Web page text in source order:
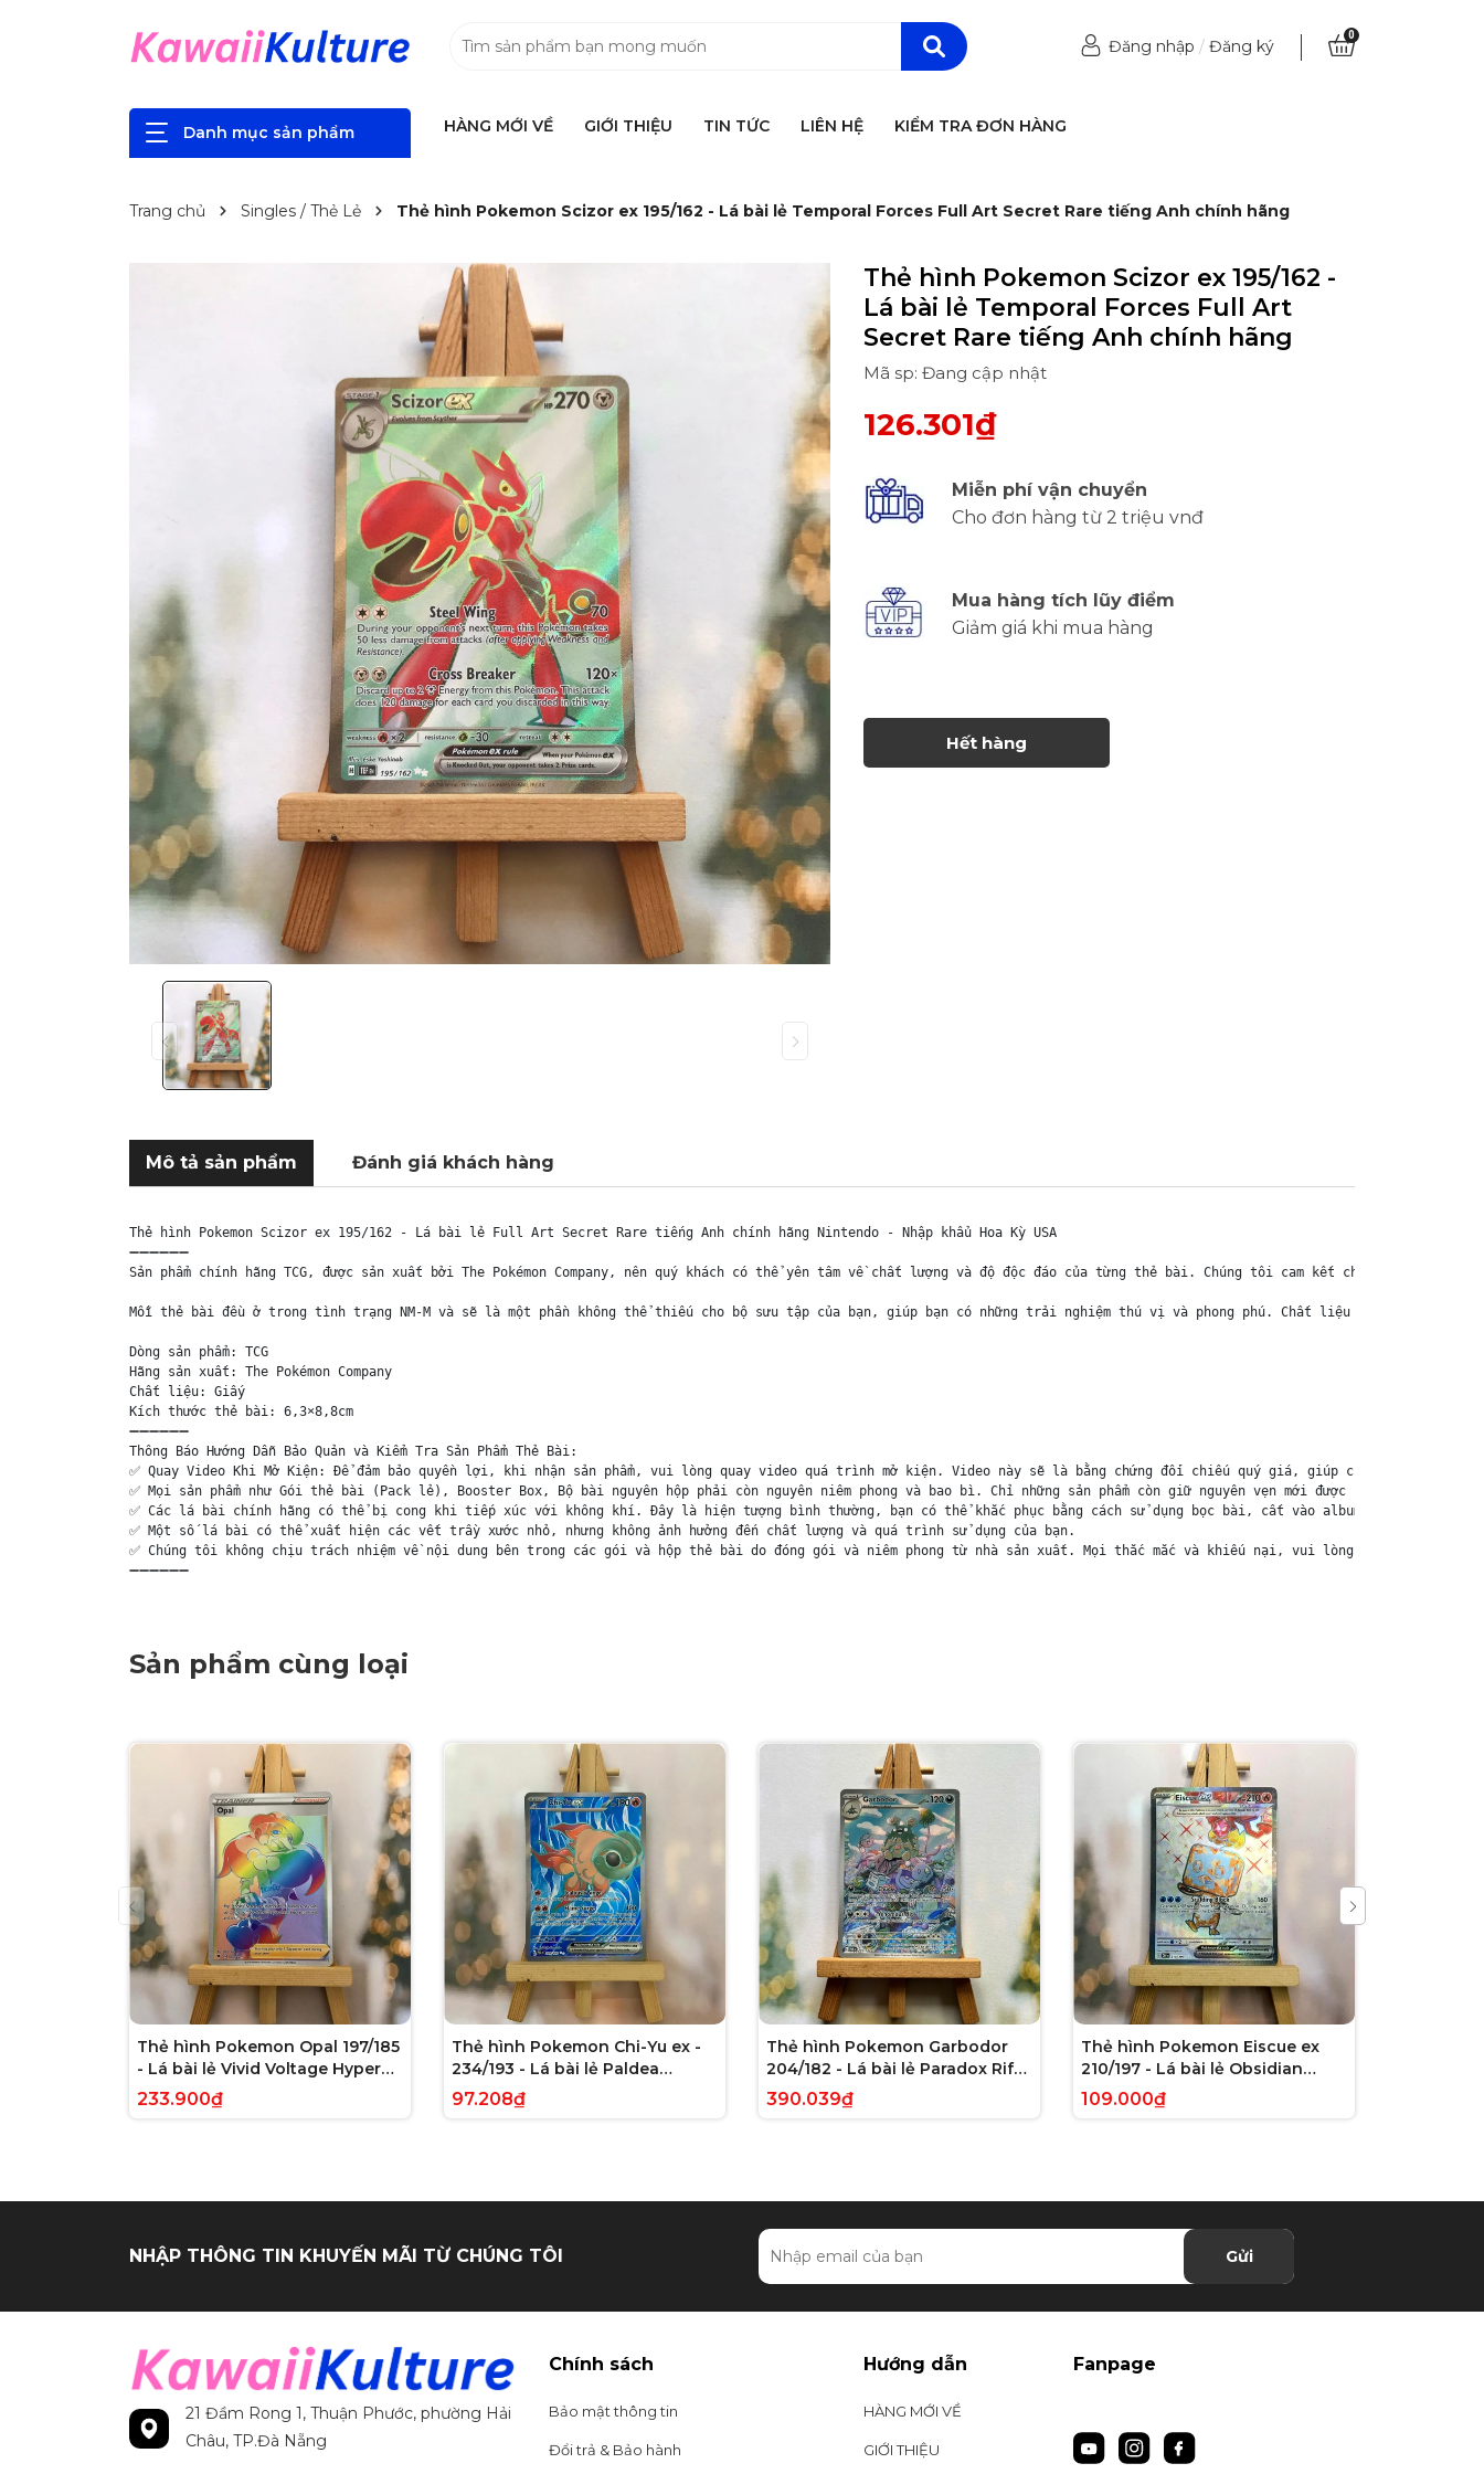
Đăng nhập / Đăng ký
0
Danh mục sản phẩm HÀNG MỚI VỀ GIỚI THIỆU TIN TỨC LIÊN HỆ KIỂM TRA ĐƠN HÀNG
Trang chủ Singles / Thẻ Lẻ Thẻ hình Pokemon Scizor ex 195/162 - Lá bài lẻ Temporal Forces Full Art Secret Rare tiếng Anh chính hãng
Thẻ hình Pokemon Scizor ex 195/162 -
Lá bài lẻ Temporal Forces Full Art
Secret Rare tiếng Anh chính hãng
Mã sp: Đang cập nhật
126.301₫
Miễn phí vận chuyển
Cho đơn hàng từ 2 triệu vnđ
Mua hàng tích lũy điểm
Giảm giá khi mua hàng
Hết hàng
Mô tả sản phẩm Đánh giá khách hàng
Thẻ hình Pokemon Scizor ex 195/162 - Lá bài lẻ Full Art Secret Rare tiếng Anh chính hãng Nintendo - Nhập khẩu Hoa Kỳ USA
➖➖➖➖➖➖
Sản phẩm chính hãng TCG, được sản xuất bởi The Pokémon Company, nên quý khách có thể yên tâm về chất lượng và độ độc đáo của từng thẻ bài. Chúng tôi cam kết chỉ bán hàng
Mỗi thẻ bài đều ở trong tình trạng NM-M và sẽ là một phần không thể thiếu cho bộ sưu tập của bạn, giúp bạn có những trải nghiệm thú vị và phong phú. Chất liệu chính của thẻ
Dòng sản phẩm: TCG
Hãng sản xuất: The Pokémon Company
Chất liệu: Giấy
Kích thước thẻ bài: 6,3×8,8cm
➖➖➖➖➖➖
Thông Báo Hướng Dẫn Bảo Quản và Kiểm Tra Sản Phẩm Thẻ Bài:
✅ Quay Video Khi Mở Kiện: Để đảm bảo quyền lợi, khi nhận sản phẩm, vui lòng quay video quá trình mở kiện. Video này sẽ là bằng chứng đối chiếu quý giá, giúp chúng tôi nhanh
✅ Mọi sản phẩm như Gói thẻ bài (Pack lẻ), Booster Box, Bộ bài nguyên hộp phải còn nguyên niêm phong và bao bì. Chỉ những sản phẩm còn giữ nguyên vẹn mới được chấp nhận đổi
✅ Các lá bài chính hãng có thể bị cong khi tiếp xúc với không khí. Đây là hiện tượng bình thường, bạn có thể khắc phục bằng cách sử dụng bọc bài, cất vào album, hoặc ép giữa
✅ Một số lá bài có thể xuất hiện các vết trầy xước nhỏ, nhưng không ảnh hưởng đến chất lượng và quá trình sử dụng của bạn.
✅ Chúng tôi không chịu trách nhiệm về nội dung bên trong các gói và hộp thẻ bài do đóng gói và niêm phong từ nhà sản xuất. Mọi thắc mắc và khiếu nại, vui lòng liên hệ trực
➖➖➖➖➖➖
Sản phẩm cùng loại
Thẻ hình Pokemon Opal 197/185
- Lá bài lẻ Vivid Voltage Hyper
Rare tiếng Anh chính hãng
233.900₫
Thẻ hình Pokemon Chi-Yu ex -
234/193 - Lá bài lẻ Paldea
Evolved Full Art Secret Rare
tiếng Anh chính hãng
97.208₫
Thẻ hình Pokemon Garbodor
204/182 - Lá bài lẻ Paradox Rift
Illustration Rare tiếng Anh chính
390.039₫
Thẻ hình Pokemon Eiscue ex
210/197 - Lá bài lẻ Obsidian
Flames Full Art Secret Rare
tiếng Anh chính hãng
109.000₫
NHẬP THÔNG TIN KHUYẾN MÃI TỪ CHÚNG TÔI Gửi
21 Đầm Rong 1, Thuận Phước, phường Hải
Châu, TP.Đà Nẵng
Chính sách
Bảo mật thông tin
Đổi trả & Bảo hành
Hướng dẫn
HÀNG MỚI VỀ
GIỚI THIỆU
Fanpage